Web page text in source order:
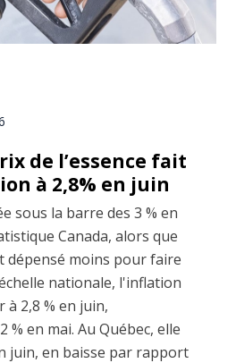
de l’essence fait
à 2,8% en juin
sous la barre des 3 % en
Canada, alors que
dépensé moins pour faire
nationale, l'inflation
2,8 % en juin,
% en mai. Au Québec, elle
juin, en baisse par rapport